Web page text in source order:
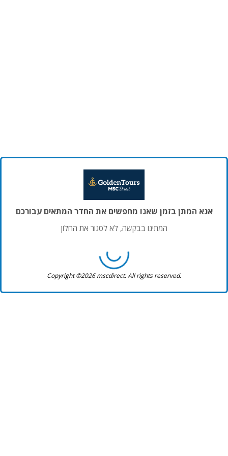
אנא המתן בזמן שאנו מחפשים את החדר המתאים עבורכם
המתינו בבקשה, לא לסגור את החלון
Copyright ©2026 mscdirect. All rights reserved.